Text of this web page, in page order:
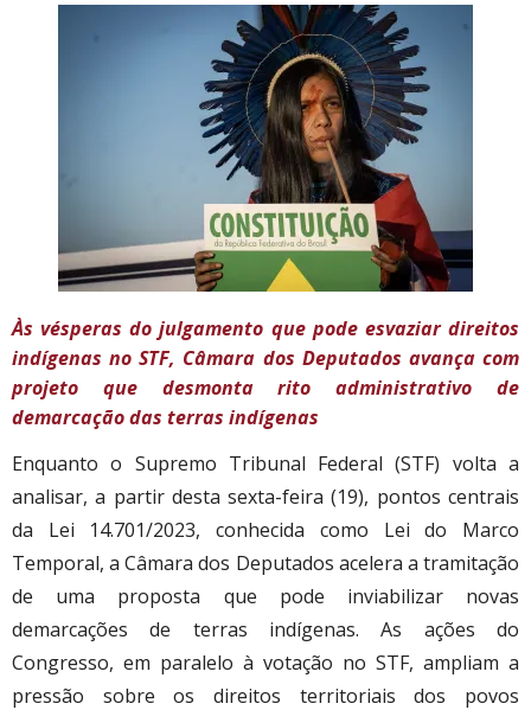
Às vésperas do julgamento que pode esvaziar direitos
indígenas no STF, Câmara dos Deputados avança com
projeto que
desmonta rito administrativo de
demarcação das terras indígenas
Enquanto o Supremo Tribunal Federal (STF) volta a
analisar, a partir desta sexta-feira (19), pontos centrais
da Lei 14.701/2023, conhecida como Lei do Marco
Temporal, a Câmara dos Deputados acelera a tramitação
de uma proposta que pode inviabilizar novas
demarcações de terras indígenas. As ações do
Congresso, em paralelo à votação no STF, ampliam a
pressão sobre os direitos territoriais dos povos